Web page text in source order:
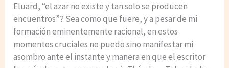
Eluard, “el azar no existe y tan solo se producen
encuentros”? Sea como que fuere, y a pesar de mi
formación eminentemente racional, en estos
momentos cruciales no puedo sino manifestar mi
asombro ante el instante y manera en que el escritor